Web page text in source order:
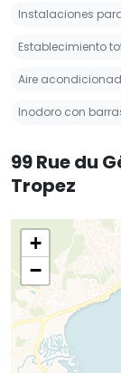
Instalaciones
Establecimiento
Aire
Inodoro con
99 Rue du
Tropez
+
−